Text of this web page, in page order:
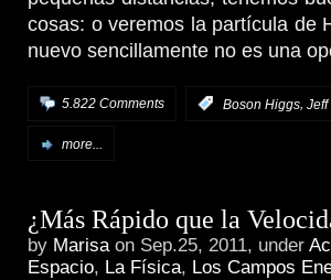
cosas: o veremos la partícula de
nuevo sencillamente no es una
5.822 Comments Boson Higgs Jeff
more...
¿Más Rápido que la
by Marisaon Sep.25, 2011, under
Espacio, La Física, Los Campos